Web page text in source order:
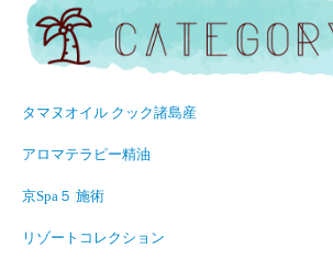
タマヌオイル クック諸島産
アロマテラピー精油
京Spa５ 施術
リゾートコレクション